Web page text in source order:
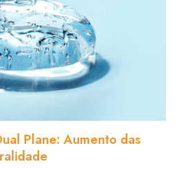
Plane: Aumento das